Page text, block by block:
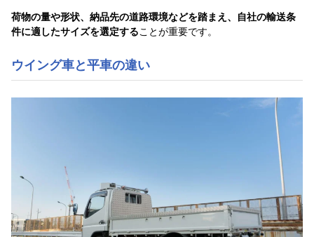
荷物の量や形状、納品先の道路環境などを踏まえ、自社の輸送条
件に適したサイズを選定することが重要です。
ウイング車と平車の違い